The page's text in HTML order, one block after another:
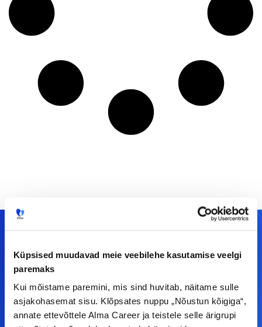
Küpsised muudavad meie veebilehe kasutamise veelgi
paremaks
Kui mõistame paremini, mis sind huvitab, näitame sulle
asjakohasemat sisu. Klõpsates nuppu „Nõustun kõigiga“,
annate ettevõttele Alma Career ja teistele selle ärigrupi
Tööelublogi.ee lehelt leiad kõik vajaliku, et olla
kursis tööturu uudistega. Kui sul on
ettepanekuid erinevate teemade osas või soovid